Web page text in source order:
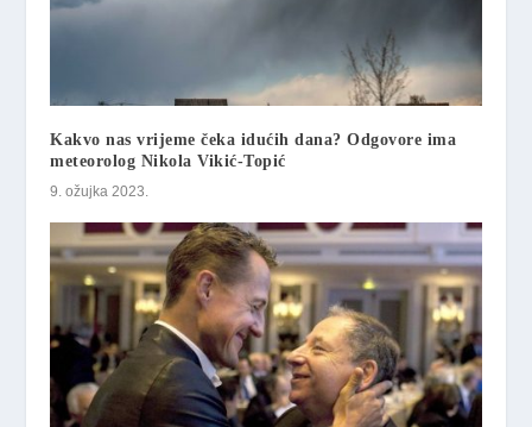
Kakvo nas vrijeme čeka idućih dana? Odgovore ima
meteorolog Nikola Vikić-Topić
9. ožujka 2023.